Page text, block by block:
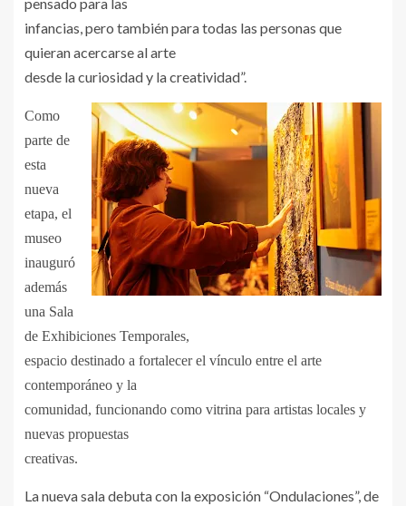
infancias, pero también para todas las personas que
quieran acercarse al arte
desde la curiosidad y la creatividad”.
Como
parte de
esta
nueva
etapa, el
museo
inauguró
además
una Sala
de Exhibiciones Temporales,
espacio destinado a fortalecer el vínculo entre el arte
contemporáneo y la
comunidad, funcionando como vitrina para artistas locales y
nuevas propuestas
creativas.
La nueva sala debuta con la exposición “Ondulaciones”, de